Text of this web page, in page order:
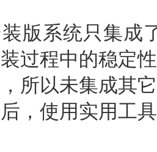
系统只集成
过程中的稳定
所以未集成其
，使用实用工